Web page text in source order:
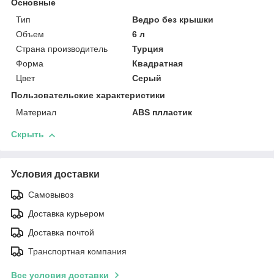
Основные
Тип
Ведро без крышки
Объем
6 л
Страна производитель
Турция
Форма
Квадратная
Цвет
Серый
Пользовательские характеристики
Материал
ABS плластик
Скрыть
Условия доставки
Самовывоз
Доставка курьером
Доставка почтой
Транспортная компания
Все условия доставки